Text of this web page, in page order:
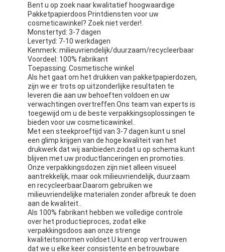
Bent u op zoek naar kwalitatief hoogwaardige
Pakketpapierdoos Printdiensten voor uw
cosmeticawinkel? Zoek niet verder!.
Monstertyd: 3-7 dagen
Levertyd: 7-10 werkdagen
Kenmerk: milieuvriendelijk/duurzaam/recycleerbaar
Voordeel: 100% fabrikant
Toepassing: Cosmetische winkel
Als het gaat om het drukken van pakketpapierdozen,
zijn we er trots op uitzonderlijke resultaten te
leveren die aan uw behoeften voldoen en uw
verwachtingen overtreffen.Ons team van experts is
toegewijd om u de beste verpakkingsoplossingen te
bieden voor uw cosmeticawinkel..
Met een steekproeftijd van 3-7 dagen kunt u snel
een glimp krijgen van de hoge kwaliteit van het
drukwerk dat wij aanbieden.zodat u op schema kunt
blijven met uw productlanceringen en promoties.
Onze verpakkingsdozen zijn niet alleen visueel
aantrekkelijk, maar ook milieuvriendelijk, duurzaam
en recycleerbaar.Daarom gebruiken we
milieuvriendelijke materialen zonder afbreuk te doen
aan de kwaliteit..
Als 100% fabrikant hebben we volledige controle
over het productieproces, zodat elke
verpakkingsdoos aan onze strenge
kwaliteitsnormen voldoet.U kunt erop vertrouwen
dat we u elke keer consistente en betrouwbare